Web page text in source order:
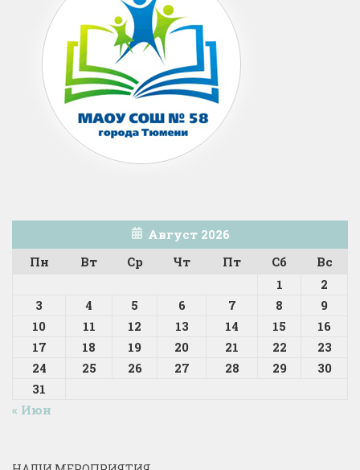
Август 2026
Пн
Вт Ср Чт Пт Сб
Вс
1
2
3
4 5 6 7 8
9
10
11 12 13 14 15
16
17
18 19 20 21 22
23
24
25 26 27 28 29
30
31
« Июн